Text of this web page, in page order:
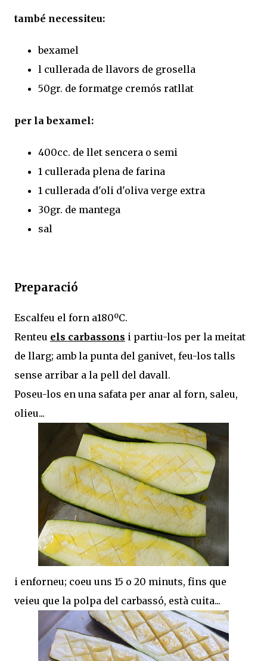
també necessiteu:
bexamel
l cullerada de llavors de grosella
50gr. de formatge cremós ratllat
per la bexamel:
400cc. de llet sencera o semi
1 cullerada plena de farina
1 cullerada d'oli d'oliva verge extra
30gr. de mantega
sal
Preparació
Escalfeu el forn a180ºC.
Renteu els carbassons i partiu-los per la meitat
de llarg; amb la punta del ganivet, feu-los talls
sense arribar a la pell del davall.
Poseu-los en una safata per anar al forn, saleu,
olieu...
i enforneu; coeu uns 15 o 20 minuts, fins que
veieu que la polpa del carbassó, està cuita...